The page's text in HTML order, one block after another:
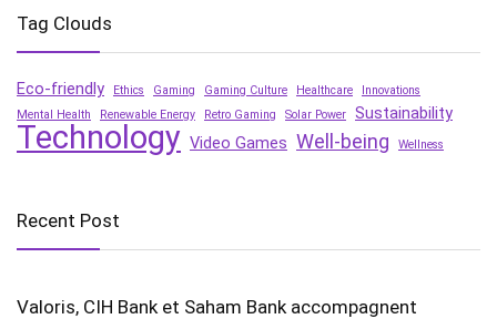
Tag Clouds
Eco-friendly Ethics Gaming Gaming Culture Healthcare
Innovations
Mental Health
Renewable Energy Retro Gaming Solar Power Sustainability
Technology Video Games Well-being Wellness
Recent Post
Valoris, CIH Bank et Saham Bank accompagnent